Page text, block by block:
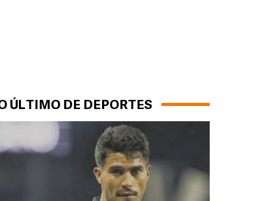
ÚLTIMO DE DEPORTES